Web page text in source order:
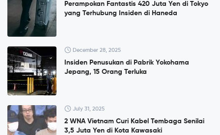
Perampokan Fantastis 420 Juta Yen di Tokyo
yang Terhubung Insiden di Haneda
December 28, 2025
Insiden Penusukan di Pabrik Yokohama
Jepang, 15 Orang Terluka
July 31, 2025
2 WNA Vietnam Curi Kabel Tembaga Senilai
3,5 Juta Yen di Kota Kawasaki